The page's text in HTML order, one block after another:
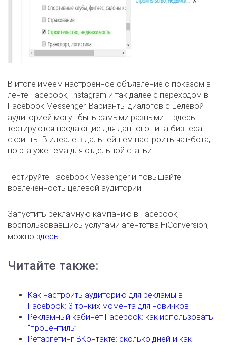
В итоге имеем настроенное объявление с показом в
ленте Facebook, Instagram и так далее с переходом в
Facebook Messenger. Варианты диалогов с целевой
аудиторией могут быть самыми разными – здесь
тестируются продающие для данного типа бизнеса
скрипты. В идеале в дальнейшем настроить чат-бота,
но эта уже тема для отдельной статьи.
Тестируйте Facebook Messenger и повышайте
вовлеченность целевой аудитории!
Запустить рекламную кампанию в Facebook,
воспользовавшись услугами агентства HiConversion,
можно здесь.
Читайте также:
Как настроить аудиторию для рекламы в
Facebook: 3 тонких момента для новичков
Рекламный кабинет Facebook: как использовать
“процентиль”
Ретаргетинг ВКонтакте: сколько дней и как